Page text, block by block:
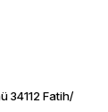
34112 Fatih/